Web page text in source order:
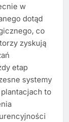
w
dotąd
co
zyskują
etap
systemy
to